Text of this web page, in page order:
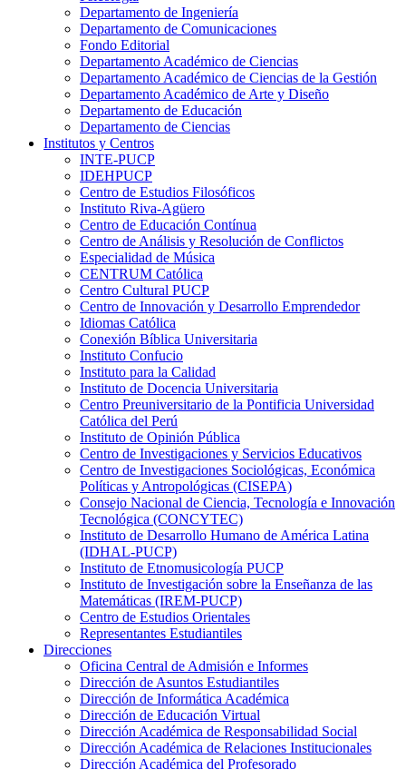
Departamento de Ingeniería
Departamento de Comunicaciones
Fondo Editorial
Departamento Académico de Ciencias
Departamento Académico de Ciencias de la Gestión
Departamento Académico de Arte y Diseño
Departamento de Educación
Departamento de Ciencias
Institutos y Centros
INTE-PUCP
IDEHPUCP
Centro de Estudios Filosóficos
Instituto Riva-Agüero
Centro de Educación Contínua
Centro de Análisis y Resolución de Conflictos
Especialidad de Música
CENTRUM Católica
Centro Cultural PUCP
Centro de Innovación y Desarrollo Emprendedor
Idiomas Católica
Conexión Bíblica Universitaria
Instituto Confucio
Instituto para la Calidad
Instituto de Docencia Universitaria
Centro Preuniversitario de la Pontificia Universidad
Católica del Perú
Instituto de Opinión Pública
Centro de Investigaciones y Servicios Educativos
Centro de Investigaciones Sociológicas, Económica
Políticas y Antropológicas (CISEPA)
Consejo Nacional de Ciencia, Tecnología e Innovación
Tecnológica (CONCYTEC)
Instituto de Desarrollo Humano de América Latina
(IDHAL-PUCP)
Instituto de Etnomusicología PUCP
Instituto de Investigación sobre la Enseñanza de las
Matemáticas (IREM-PUCP)
Centro de Estudios Orientales
Representantes Estudiantiles
Direcciones
Oficina Central de Admisión e Informes
Dirección de Asuntos Estudiantiles
Dirección de Informática Académica
Dirección de Educación Virtual
Dirección Académica de Responsabilidad Social
Dirección Académica de Relaciones Institucionales
Dirección Académica del Profesorado